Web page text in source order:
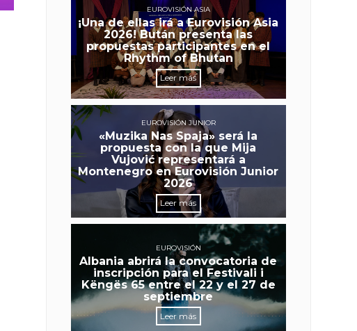
EUROVISIÓN ASIA
¡Una de ellas irá a Eurovisión Asia
2026! Bután presenta las
propuestas participantes en el
Rhythm of Bhutan
Leer más
EUROVISIÓN JUNIOR
«Muzika Nas Spaja» será la
propuesta con la que Mija
Vujović representará a
Montenegro en Eurovisión Junior
2026
Leer más
EUROVISIÓN
Albania abrirá la convocatoria de
inscripción para el Festivali i
Këngës 65 entre el 22 y el 27 de
septiembre
Leer más